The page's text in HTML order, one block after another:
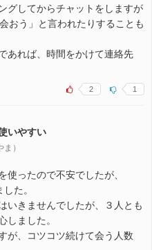
グしてからチャットをしますが
おう」と言われたりすることも
あれば、時間をかけて連絡先
2 1
いやすい
）
使ったので不安でしたが、
た。
いきませんでしたが、３人とも
しました。
が、コツコツ続けて会う人数